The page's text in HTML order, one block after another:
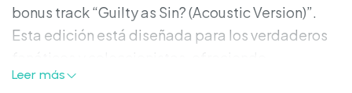
bonus track “Guilty as Sin? (Acoustic Version)”.
Esta edición está diseñada para los verdaderos
características exclusivas y contenido adicional.
Leer más